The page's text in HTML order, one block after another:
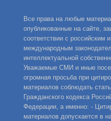
Все права на любые
опубликованные на сайте,
соответствии с российским и
международным
интеллектуальной
Уважаемые СМИ и иные
огромная просьба при
материалов соблюдать
Гражданского кодекса
Федерации, а именно: -
материалов допускается в